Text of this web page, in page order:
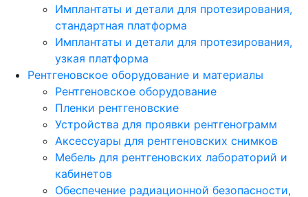
Имплантаты и детали для протезирования,
стандартная платформа
Имплантаты и детали для протезирования,
узкая платформа
Рентгеновское оборудование и материалы
Рентгеновское оборудование
Пленки рентгеновские
Устройства для проявки рентгенограмм
Аксессуары для рентгеновских снимков
Мебель для рентгеновских лабораторий и
кабинетов
Обеспечение радиационной безопасности,